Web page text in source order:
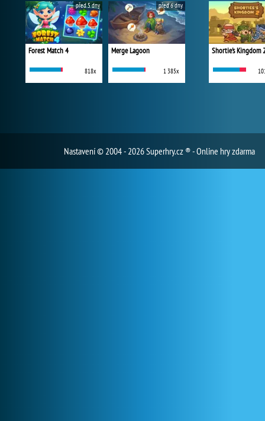
Forest Match 4
818x
před 5 dny
Merge Lagoon
1 385x
před 6 dny
Shortie's Kingdom
Nastavení© 2004 - 2026 Superhry.cz ® - Online hry zdarma